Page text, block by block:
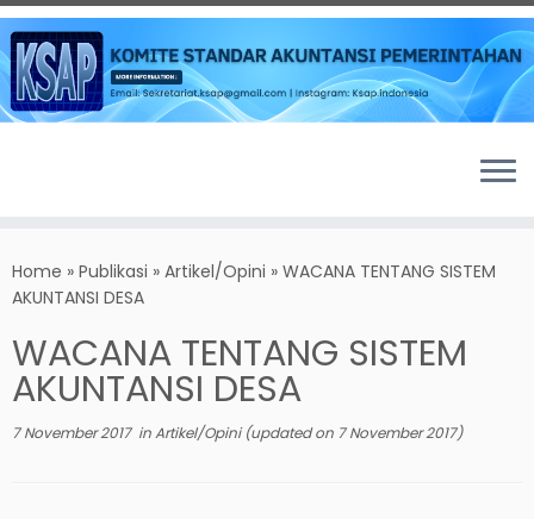
to
content
Home » Publikasi » Artikel/Opini » WACANA TENTANG SISTEM
AKUNTANSI DESA
WACANA TENTANG SISTEM
AKUNTANSI DESA
7 November 2017inArtikel/Opini(updated on 7 November 2017)